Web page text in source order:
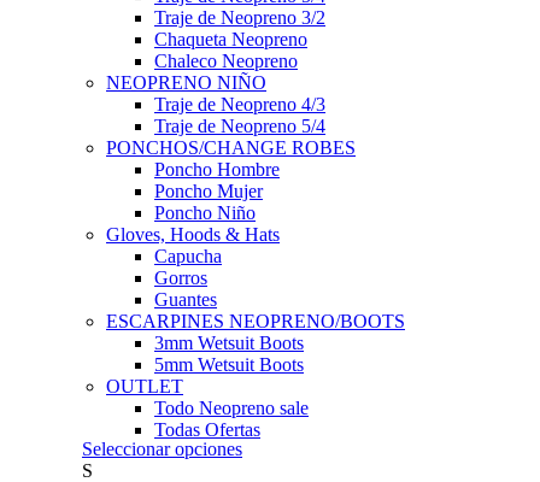
Traje de Neopreno 3/2
Chaqueta Neopreno
Chaleco Neopreno
NEOPRENO NIÑO
Traje de Neopreno 4/3
Traje de Neopreno 5/4
PONCHOS/CHANGE ROBES
Poncho Hombre
Poncho Mujer
Poncho Niño
Gloves, Hoods & Hats
Capucha
Gorros
Guantes
ESCARPINES NEOPRENO/BOOTS
3mm Wetsuit Boots
5mm Wetsuit Boots
OUTLET
Todo Neopreno sale
Todas Ofertas
Seleccionar opcionesEste
S